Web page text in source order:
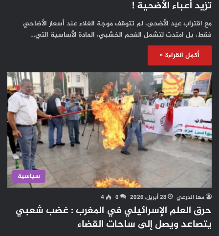
تزيد أعباء الأضحية !
مع اقتراب عيد الأضحى، لم تتوقف موجة الغلاء عند أسعار الأضاحي
فقط، بل امتدت لتشمل الفحم الخشبي، المادة الأساسية التي…
أكمل القراءة »
سياسية
مها الدرعي 28 أبريل، 2026 0
4
حرق العلم الإسرائيلي في المغرب : غضب شعبي
يتصاعد ويصل إلى ساحات القضاء